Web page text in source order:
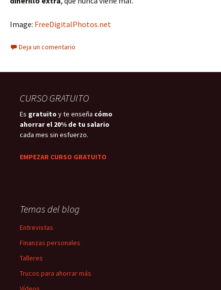
Image: FreeDigitalPhotos.net
Deja un comentario
CURSO GRATUITO
Es gratuito y te enseña cómo
ahorrar el 20% de tu salario
cada mes sin esfuerzo.
EMPEZAR CURSO GRATUITO
Temas del blog
Entrevistas
Finanzas personales
Talleres
Trucos para ahorrar más